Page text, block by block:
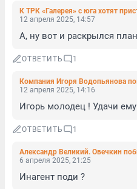
12 апреля 2025, 14:57
А, ну вот и раскрылся
ОТВЕТИТЬ 1
12 апреля 2025, 14:16
Игорь молодец ! Удачи
ОТВЕТИТЬ 1
Александр Великий. Овечкин
6 апреля 2025, 21:25
Инагент поди ?